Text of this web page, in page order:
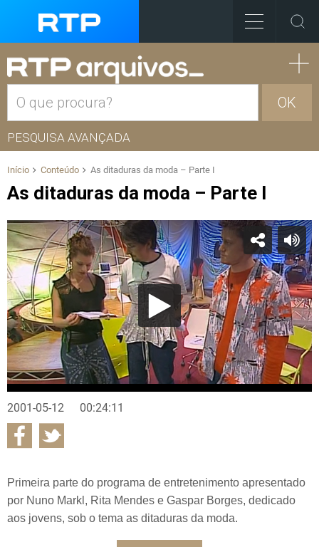
OK
PESQUISA AVANÇADA
Início Conteúdo As ditaduras da moda – Parte I
As ditaduras da moda – Parte I
2001-05-12 00:24:11
Primeira parte do programa de entretenimento apresentado
por Nuno Markl, Rita Mendes e Gaspar Borges, dedicado
aos jovens, sob o tema as ditaduras da moda.